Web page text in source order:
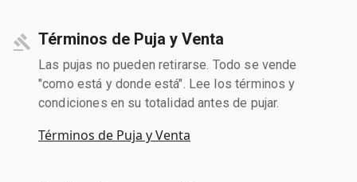
Términos de Puja y Venta
Las pujas no pueden retirarse. Todo se vende
"como está y donde está". Lee los términos y
condiciones en su totalidad antes de pujar.
Términos de Puja y Venta